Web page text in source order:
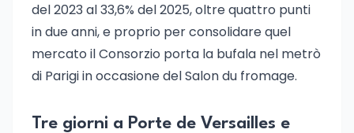
del 2023 al 33,6% del 2025, oltre quattro punti
in due anni, e proprio per consolidare quel
mercato il Consorzio porta la bufala nel metrò
di Parigi in occasione del Salon du fromage.
Tre giorni a Porte de Versailles e